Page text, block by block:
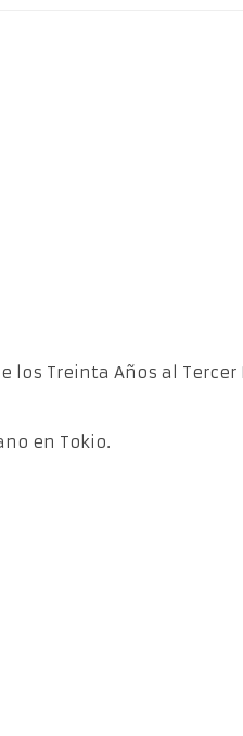
los Treinta Años al
en Tokio.